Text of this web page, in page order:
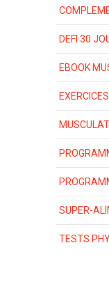
DEFI 30
EBOOK
SUPER-
TESTS